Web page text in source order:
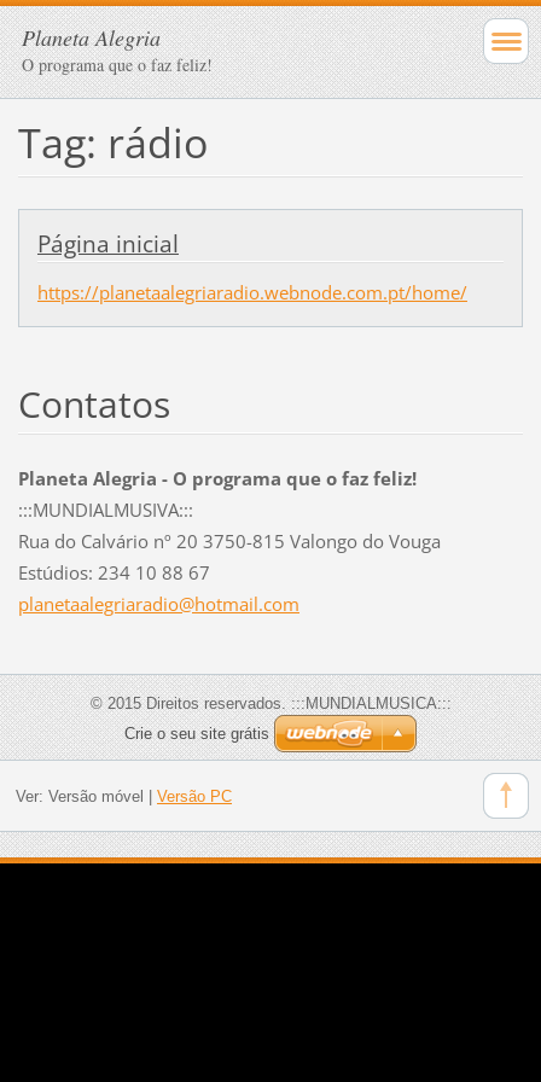
Planeta Alegria
O programa que o faz feliz!
Tag: rádio
Página inicial
https://planetaalegriaradio.webnode.com.pt/home/
Contatos
Planeta Alegria - O programa que o faz feliz!
:::MUNDIALMUSIVA:::
Rua do Calvário nº 20 3750-815 Valongo do Vouga
Estúdios: 234 10 88 67
planetaalegriaradio@hotmail.com
© 2015 Direitos reservados. :::MUNDIALMUSICA:::
Crie o seu site grátis
Ver: Versão móvel Versão PC